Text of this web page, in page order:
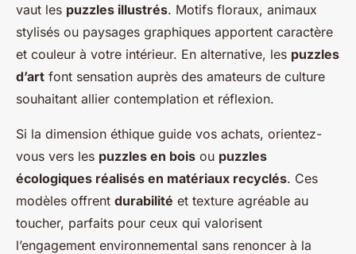
vaut les puzzles illustrés. Motifs floraux, animaux
stylisés ou paysages graphiques apportent caractère
et couleur à votre intérieur. En alternative, les puzzles
d’art font sensation auprès des amateurs de culture
souhaitant allier contemplation et réflexion.
Si la dimension éthique guide vos achats, orientez-
vous vers les puzzles en bois ou puzzles
écologiques réalisés en matériaux recyclés. Ces
modèles offrent durabilité et texture agréable au
toucher, parfaits pour ceux qui valorisent
l’engagement environnemental sans renoncer à la